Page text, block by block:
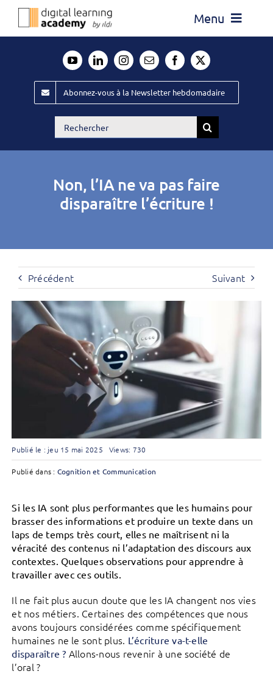
Passer
Menu
Évènements ILDI
Offres d’emploi
Abonnez-vous à la Newsletter hebdomadaire
Rechercher:
Non, l’IA ne va pas faire
disparaître l’écriture !
Précédent Suivant
Publié le : jeu 15 mai 2025 Views: 730
Publié dans : Cognition et Communication
Si les IA sont plus performantes que les humains pour
brasser des informations et produire un texte dans un
laps de temps très court, elles ne maîtrisent ni la
véracité des contenus ni l’adaptation des discours aux
contextes. Quelques observations pour apprendre à
travailler avec ces outils.
Il ne fait plus aucun doute que les IA changent nos vies
et nos métiers. Certaines des compétences que nous
avons toujours considérées comme spécifiquement
humaines ne le sont plus. L’écriture va-t-elle
disparaître ? Allons-nous revenir à une société de
l’oral ?